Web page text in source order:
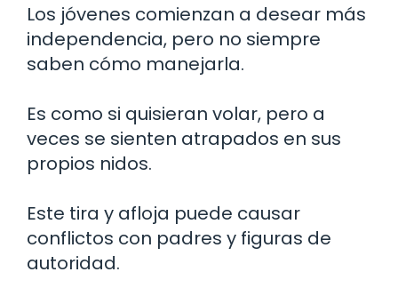
Los jóvenes comienzan a desear más
independencia, pero no siempre
saben cómo manejarla.
Es como si quisieran volar, pero a
veces se sienten atrapados en sus
propios nidos.
Este tira y afloja puede causar
conflictos con padres y figuras de
autoridad.